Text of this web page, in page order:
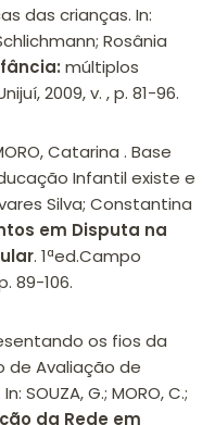
das crianças. In:
Rosânia
múltiplos
2009, v. , p. 81-96.
Catarina . Base
Infantil existe e
Silva; Constantina
em Disputa na
. 1ªed.Campo
89-106.
os fios da
de Avaliação de
SOUZA, G.; MORO, C.;
da Rede em